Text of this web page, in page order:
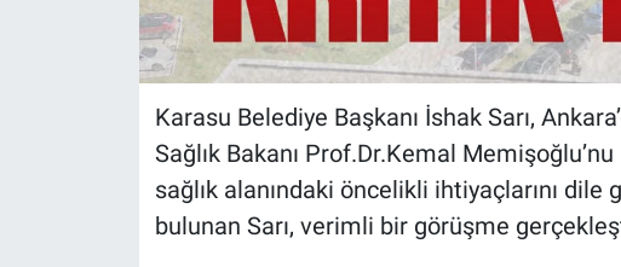
Karasu Belediye Başkanı İshak Sarı,
Sağlık Bakanı Prof.Dr.Kemal
sağlık alanındaki öncelikli ihtiyaçlarını
bulunan Sarı, verimli bir görüşme